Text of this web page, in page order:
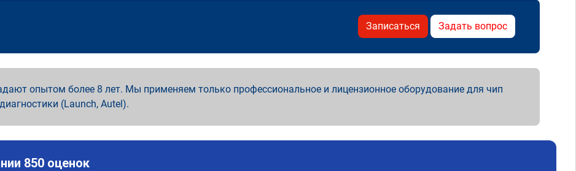
Записаться Задать вопрос
опытом более 8 лет. Мы применяем только профессиональное и лицензионное оборудование для чип
(Launch, Autel).
850 оценок